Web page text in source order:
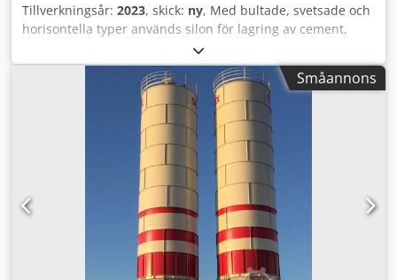
Tillverkningsår: 2023, skick: ny, Med bultade, svetsade och
horisontella typer används silon för lagring av cement,
flygaska, bentonit och andra bulkvaror. Svetsade silon
Svetsade silon föredras vid lagring av mindre volymer och
kan monteras och driftsättas på 2 timmar med hjälp av en
kran. Denna lösning är lämplig vid lokala installationer där
transportkostnaderna kan bortses från. Semix kan tillverka
svetsade silon med kapacitet från 50 till 150 ton.
Chedpfxegau Uis Amrea Bultade silon Bultade silon
föredras tack vare sin kompakthet vid transport. De kan
transporteras i containrar för att undvika fraktkostnader.
Tack vare sin modularitet kan Semix tillverka bultade silon
med kapacitet från 100 till 2000 ton. Semix tillhandahåller
en mekanisk montör för korrekt montering av den bultade
silon. Semix har framgångsrikt installerat bultade silon i
Småannons